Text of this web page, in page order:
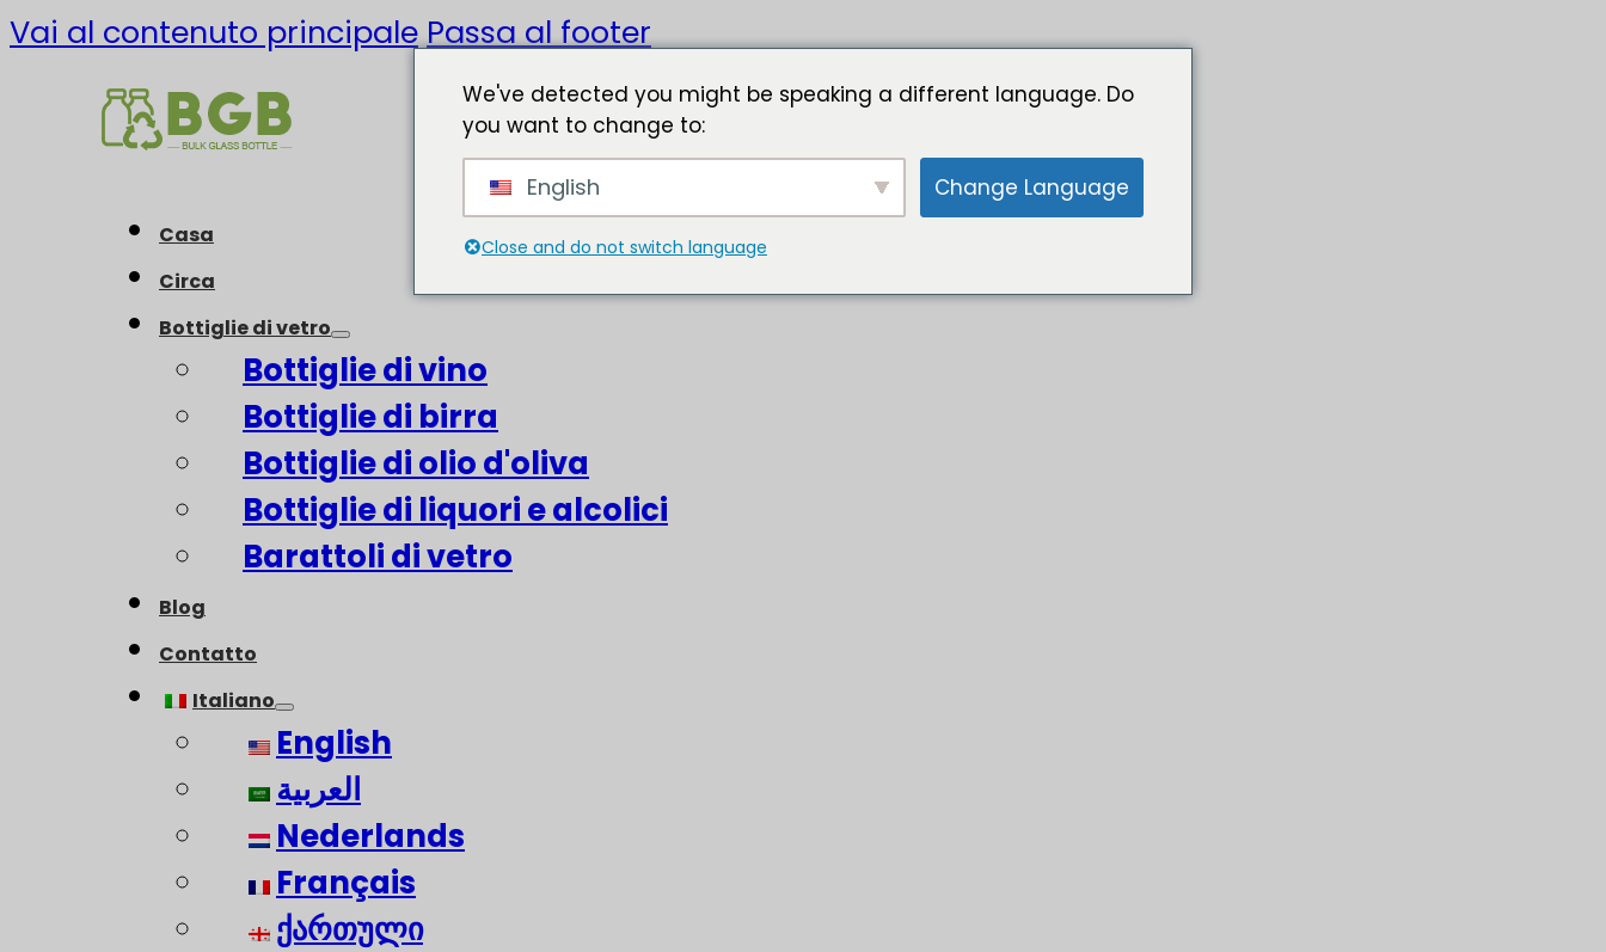
Vai al contenuto principalePassa al footer
Casa
Circa
Bottiglie di vetro
Bottiglie di vino
Bottiglie di birra
Bottiglie di olio d'oliva
Bottiglie di liquori e alcolici
Barattoli di vetro
Blog
Contatto
Italiano
English
العربية
Nederlands
Français
ქართული
We've detected you might be speaking a different language. Do
you want to change to:
English Change Language
Close and do not switch language